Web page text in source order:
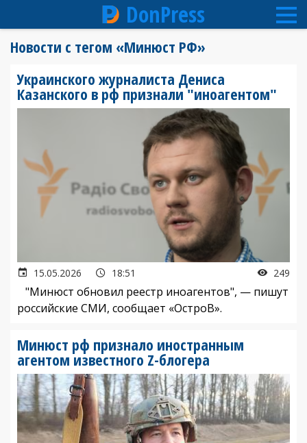
содержанию
DonPress
Новости с тегом «Минюст РФ»
Украинского журналиста Дениса
Казанского в рф признали "иноагентом"
15.05.2026 18:51 249
"Минюст обновил реестр иноагентов", — пишут
российские СМИ, сообщает «ОстроВ».
Минюст рф признало иностранным
агентом известного Z-блогера